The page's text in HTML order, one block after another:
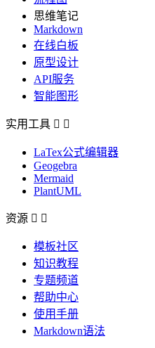
思维笔记
Markdown
在线白板
原型设计
API服务
智能图形
实用工具  
LaTex公式编辑器
Geogebra
Mermaid
PlantUML
资源  
模板社区
知识教程
专题频道
帮助中心
使用手册
Markdown语法